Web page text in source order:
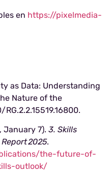
en https://pixelmedia-
as Data: Understanding
Nature of the
January 7). 3. Skills
2025.
the-future-of-
outlook/